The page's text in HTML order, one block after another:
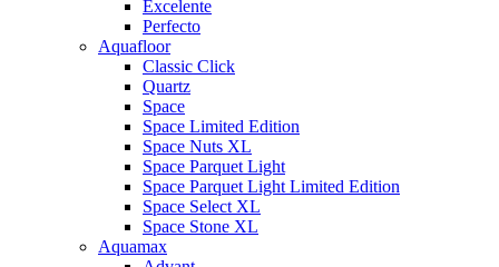
Excelente
Perfecto
Aquafloor
Classic Click
Quartz
Space
Space Limited Edition
Space Nuts XL
Space Parquet Light
Space Parquet Light Limited Edition
Space Select XL
Space Stone XL
Aquamax